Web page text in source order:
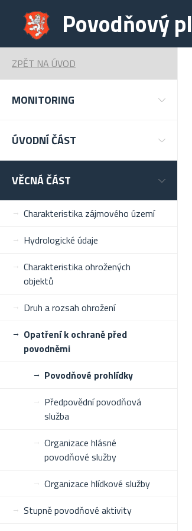
Povodňový
ZPĚT NA ÚVOD
MONITORING
ÚVODNÍ ČÁST
VĚCNÁ ČÁST
Charakteristika zájmového území
Hydrologické údaje
Charakteristika ohrožených
objektů
Druh a rozsah ohrožení
Opatření k ochraně před
povodněmi
Povodňové prohlídky
Předpovědní povodňová
služba
Organizace hlásné
povodňové služby
Organizace hlídkové služby
Stupně povodňové aktivity